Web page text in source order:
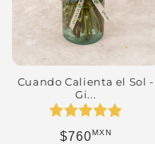
Cuando Calienta el Sol -
Gi...
Precio habitual
$760MXN